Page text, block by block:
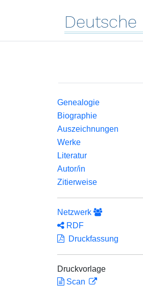
Deutsche
Genealogie
Biographie
Auszeichnungen
Werke
Literatur
Autor/in
Zitierweise
Netzwerk
RDF
Druckfassung
Druckvorlage
Scan